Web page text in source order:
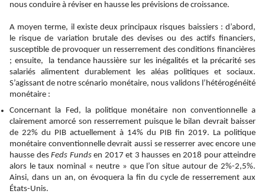
nous conduire à réviser en hausse les prévisions de croissance.
A moyen terme, il existe deux principaux risques baissiers : d’abord,
le risque de variation brutale des devises ou des actifs financiers,
susceptible de provoquer un resserrement des conditions financières
; ensuite, la tendance haussière sur les inégalités et la précarité ses
salariés alimentent durablement les aléas politiques et sociaux.
S’agissant de notre scénario monétaire, nous validons l’hétérogénéité
monétaire :
Concernant la Fed, la politique monétaire non conventionnelle a
clairement amorcé son resserrement puisque le bilan devrait baisser
de 22% du PIB actuellement à 14% du PIB fin 2019. La politique
monétaire conventionnelle devrait aussi se resserrer avec encore une
hausse des Feds Funds en 2017 et 3 hausses en 2018 pour atteindre
alors le taux nominal « neutre » que l’on situe autour de 2%-2,5%.
Ainsi, dans un an, on évoquera la fin du cycle de resserrement aux
États-Unis.